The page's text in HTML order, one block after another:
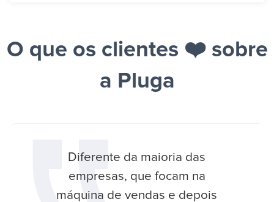
O que os clientes ❤️ sobre
a Pluga
Diferente da maioria das
empresas, que focam na
máquina de vendas e depois